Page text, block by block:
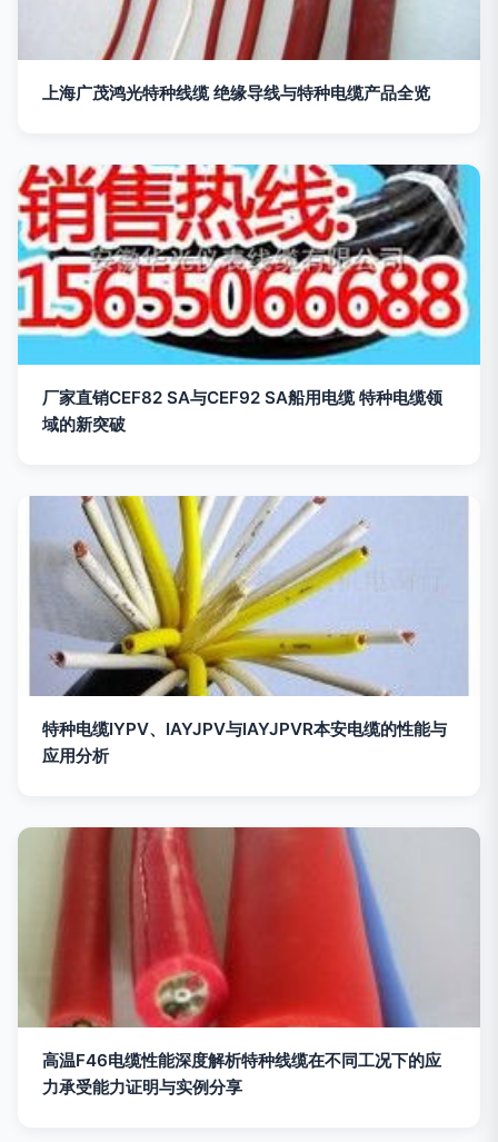
上海广茂鸿光特种线缆 绝缘导线与特种电缆产品全览
厂家直销CEF82 SA与CEF92 SA船用电缆 特种电缆领
域的新突破
特种电缆IYPV、IAYJPV与IAYJPVR本安电缆的性能与
应用分析
高温F46电缆性能深度解析特种线缆在不同工况下的应
力承受能力证明与实例分享